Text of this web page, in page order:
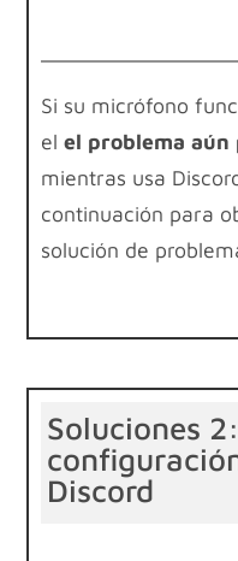
Si su micrófono
elel problema aún
mientras usa
continuación para
solución de
Soluciones
Discord